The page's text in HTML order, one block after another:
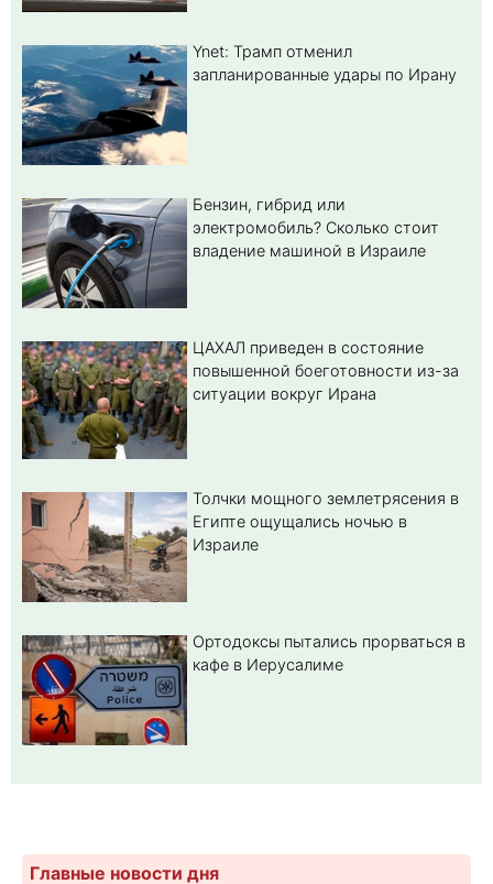
Ynet: Трамп отменил
запланированные удары по Ирану
Бензин, гибрид или
электромобиль? Cколько стоит
владение машиной в Израиле
ЦАХАЛ приведен в состояние
повышенной боеготовности из-за
ситуации вокруг Ирана
Толчки мощного землетрясения в
Египте ощущались ночью в
Израиле
Ортодоксы пытались прорваться в
кафе в Иерусалиме
Главные новости дня